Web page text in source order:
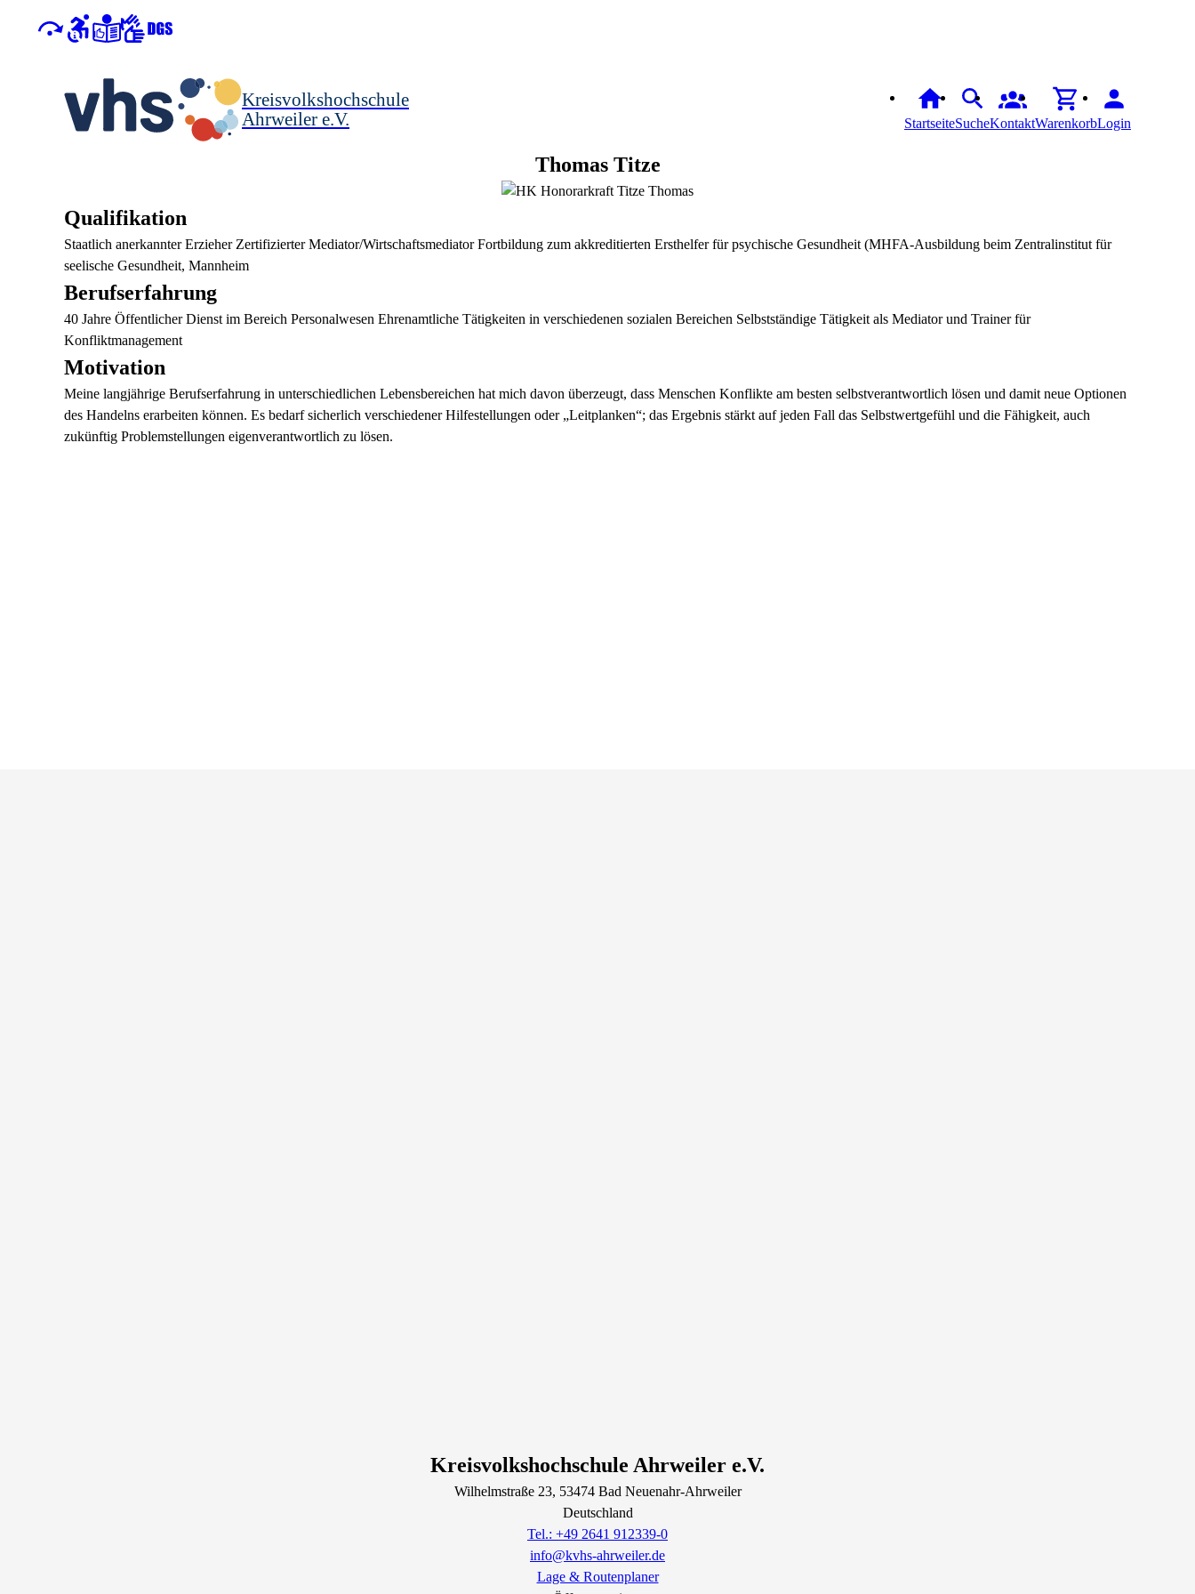
Kreisvolkshochschule
Ahrweiler e.V.
StartseiteSucheKontaktWarenkorbLogin
Thomas Titze
Qualifikation
Staatlich anerkannter Erzieher Zertifizierter Mediator/Wirtschaftsmediator Fortbildung zum akkreditierten Ersthelfer für psychische Gesundheit (MHFA-Ausbildung beim Zentralinstitut für
seelische Gesundheit, Mannheim
Berufserfahrung
40 Jahre Öffentlicher Dienst im Bereich Personalwesen Ehrenamtliche Tätigkeiten in verschiedenen sozialen Bereichen Selbstständige Tätigkeit als Mediator und Trainer für
Konfliktmanagement
Motivation
Meine langjährige Berufserfahrung in unterschiedlichen Lebensbereichen hat mich davon überzeugt, dass Menschen Konflikte am besten selbstverantwortlich lösen und damit neue Optionen
des Handelns erarbeiten können. Es bedarf sicherlich verschiedener Hilfestellungen oder „Leitplanken“; das Ergebnis stärkt auf jeden Fall das Selbstwertgefühl und die Fähigkeit, auch
zukünftig Problemstellungen eigenverantwortlich zu lösen.
Kreisvolkshochschule Ahrweiler e.V.
Wilhelmstraße23, 53474 Bad Neuenahr-Ahrweiler
Deutschland
Tel.: +49 2641 912339-0
info@kvhs-ahrweiler.de
Lage & Routenplaner